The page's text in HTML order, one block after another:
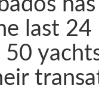
last
50